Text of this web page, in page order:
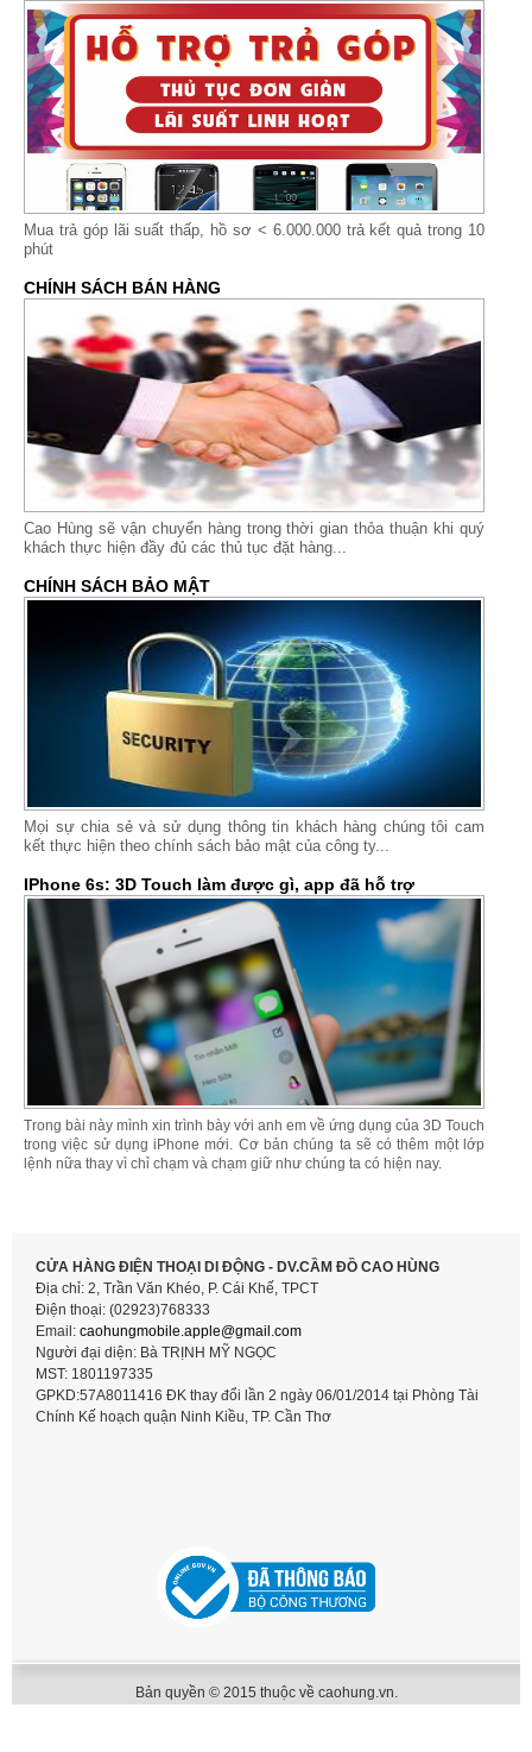
Mua trả góp lãi suất thấp, hồ sơ < 6.000.000 trả kết quả trong 10
phút
CHÍNH SÁCH BÁN HÀNG
Cao Hùng sẽ vận chuyển hàng trong thời gian thỏa thuận khi quý
khách thực hiện đầy đủ các thủ tục đặt hàng...
CHÍNH SÁCH BẢO MẬT
Mọi sự chia sẻ và sử dụng thông tin khách hàng chúng tôi cam
kết thực hiện theo chính sách bảo mật của công ty...
IPhone 6s: 3D Touch làm được gì, app đã hỗ trợ
Trong bài này mình xin trình bày với anh em về ứng dụng của 3D Touch
trong việc sử dụng iPhone mới. Cơ bản chúng ta sẽ có thêm một lớp
lệnh nữa thay vì chỉ chạm và chạm giữ như chúng ta có hiện nay.
CỬA HÀNG ĐIỆN THOẠI DI ĐỘNG - DV.CẦM ĐỒ CAO HÙNG
Địa chỉ: 2, Trần Văn Khéo, P. Cái Khế, TPCT
Điện thoại: (02923)768333
Email: caohungmobile. apple@gmail.com
Người đại diện: Bà TRỊNH MỸ NGỌC
MST: 1801197335
GPKD:57A8011416 ĐK thay đổi lần 2 ngày 06/01/2014 tại Phòng Tài
Chính Kế hoạch quận Ninh Kiều, TP. Cần Thơ
Bản quyền © 2015 thuộc về caohung.vn.